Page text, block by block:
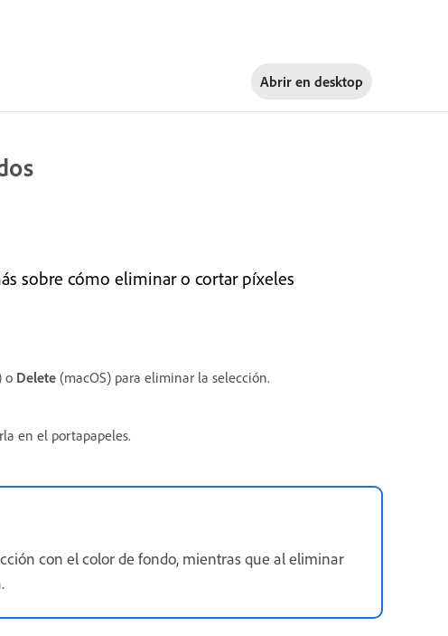
Abrir en desktop
sobre cómo eliminar o cortar píxeles
o Delete (macOS) para eliminar la selección.
en el portapapeles.
con el color de fondo, mientras que al eliminar